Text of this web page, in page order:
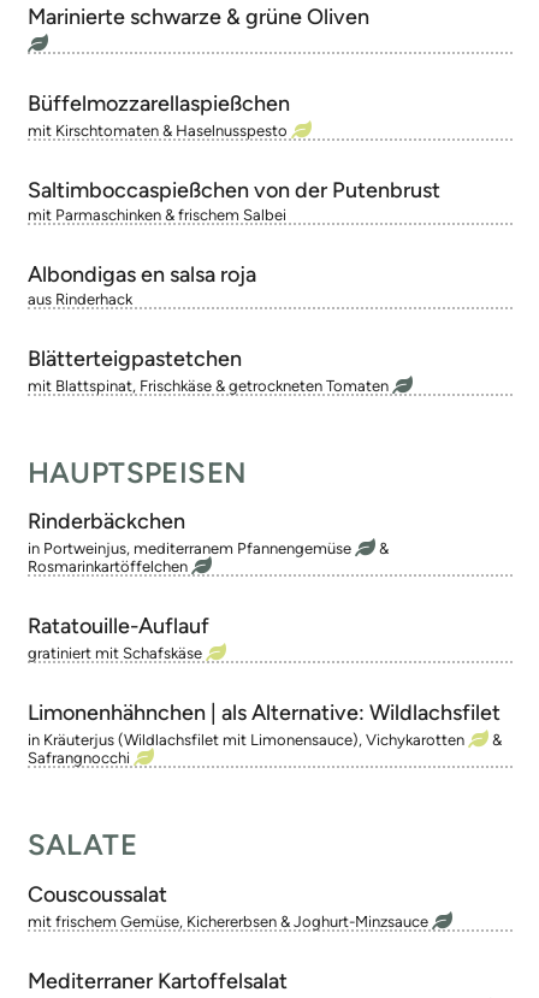
Marinierte schwarze & grüne Oliven
Büffelmozzarellaspießchen
mit Kirschtomaten & Haselnusspesto
Saltimboccaspießchen von der Putenbrust
mit Parmaschinken & frischem Salbei
Albondigas en salsa roja
aus Rinderhack
Blätterteigpastetchen
mit Blattspinat, Frischkäse & getrockneten Tomaten
HAUPTSPEISEN
Rinderbäckchen
in Portweinjus, mediterranem Pfannengemüse
&
Rosmarinkartöffelchen
Ratatouille-Auflauf
gratiniert mit Schafskäse
Limonenhähnchen | als Alternative: Wildlachsfilet
in Kräuterjus (Wildlachsfilet mit Limonensauce), Vichykarotten
&
Safrangnocchi
SALATE
Couscoussalat
mit frischem Gemüse, Kichererbsen & Joghurt-Minzsauce
Mediterraner Kartoffelsalat